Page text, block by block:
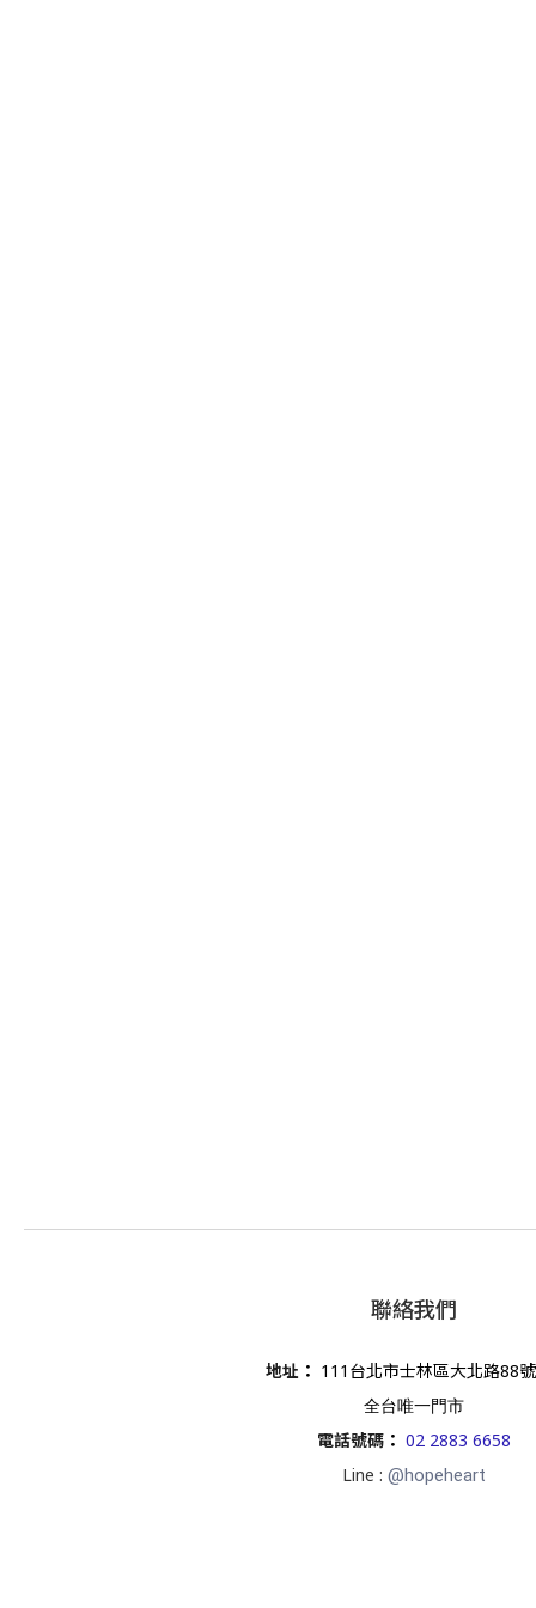
聯絡我們
地址 ： 111台北市士林區大北路88
全台唯一門市
電話號碼 ： 02 2883 6658
Line : @hopeheart